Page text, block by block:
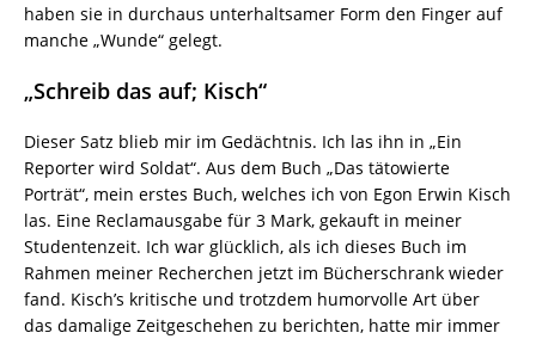
haben sie in durchaus unterhaltsamer Form den Finger auf
manche „Wunde“ gelegt.
„Schreib das auf; Kisch“
Dieser Satz blieb mir im Gedächtnis. Ich las ihn in „Ein
Reporter wird Soldat“. Aus dem Buch „Das tätowierte
Porträt“, mein erstes Buch, welches ich von Egon Erwin Kisch
las. Eine Reclamausgabe für 3 Mark, gekauft in meiner
Studentenzeit. Ich war glücklich, als ich dieses Buch im
Rahmen meiner Recherchen jetzt im Bücherschrank wieder
fand. Kisch’s kritische und trotzdem humorvolle Art über
das damalige Zeitgeschehen zu berichten, hatte mir immer